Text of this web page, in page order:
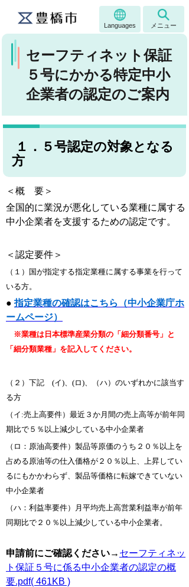
Languages メニュー
セーフティネット保証
５号にかかる特定中小
企業者の認定のご案内
１．５号認定の対象となる
方
＜概 要＞
全国的に業況が悪化している業種に属する
中小企業者を支援するための認定です。
＜認定要件＞
（１）国が指定する指定業種に属する事業を行って
いる方。
●指定業種の確認はこちら（中小企業庁ホ
ームページ）
※業種は日本標準産業分類の「細分類番号」と
「細分類業種」を記入してください。
（２）下記 (イ)、(ロ)、（ハ）のいずれかに該当す
る方
（イ:売上高要件）最近３か月間の売上高等が前年同
期比で５％以上減少している中小企業者
（ロ：原油高要件）製品等原価のうち２０％以上を
占める原油等の仕入価格が２０％以上、上昇してい
るにもかかわらず、製品等価格に転嫁できていない
中小企業者
（ハ：利益率要件）月平均売上高営業利益率が前年
同期比で２０％以上減少している中小企業者。
申請前にご確認ください→ セーフティネッ
ト保証５号に係る中小企業者の認定の概
要.pdf( 461KB )